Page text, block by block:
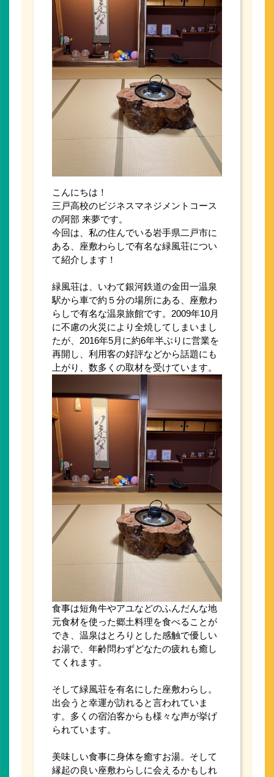
こんにちは！
三戸高校のビジネスマネジメントコース
の阿部 来夢です。
今回は、私の住んでいる岩手県二戸市に
ある、座敷わらしで有名な緑風荘につい
て紹介します！
緑風荘は、いわて銀河鉄道の金田一温泉
駅から車で約５分の場所にある、座敷わ
らしで有名な温泉旅館です。2009年10月
に不慮の火災により全焼してしまいまし
たが、2016年5月に約6年半ぶりに営業を
再開し、利用客の好評などから話題にも
上がり、数多くの取材を受けています。
食事は短角牛やアユなどのふんだんな地
元食材を使った郷土料理を食べることが
でき、温泉はとろりとした感触で優しい
お湯で、年齢問わずどなたの疲れも癒し
てくれます。
そして緑風荘を有名にした座敷わらし。
出会うと幸運が訪れると言われていま
す。多くの宿泊客からも様々な声が挙げ
られています。
美味しい食事に身体を癒すお湯。そして
縁起の良い座敷わらしに会えるかもしれ